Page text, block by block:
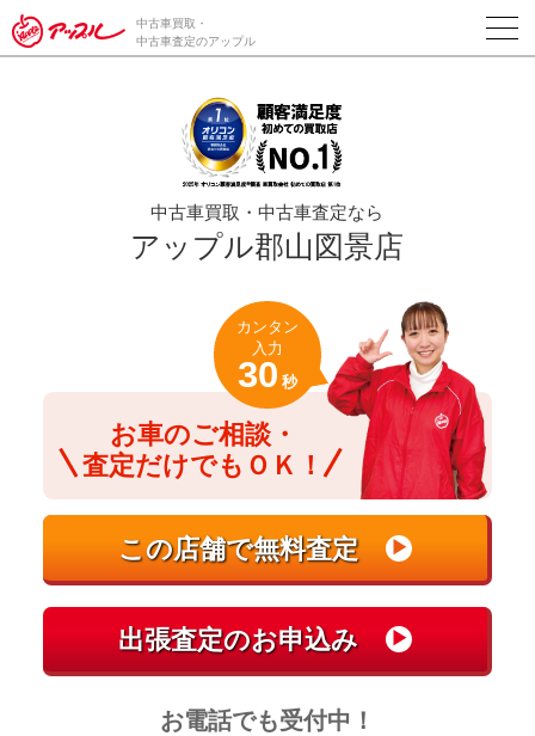
/*ABテスト_新規査定フォームの為のCVボタン*/
中古車買取・
中古車査定のアップル
中古車買取・中古車査定なら
アップル郡山図景店
お車のご相談・
査定だけでもＯＫ！
カンタン
入力
30 秒
お電話でも受付中！